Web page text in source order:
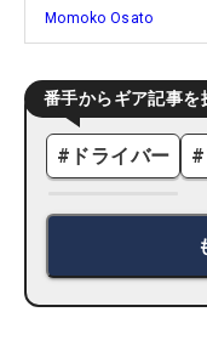
Momoko Osato
番手からギア記事を
# ドライバー #